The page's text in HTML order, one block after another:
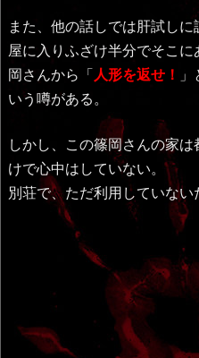
また、他の話しでは肝試し
屋に入りふざけ半分でそこ
岡さんから「 人形を返せ！
いう噂がある。
しかし、この篠岡さんの家
けで心中はしていない。
別荘で、ただ利用していない